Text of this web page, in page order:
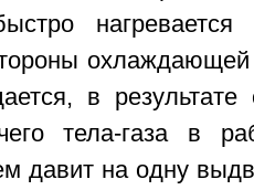
в результате
тела-газа в
давит на одну